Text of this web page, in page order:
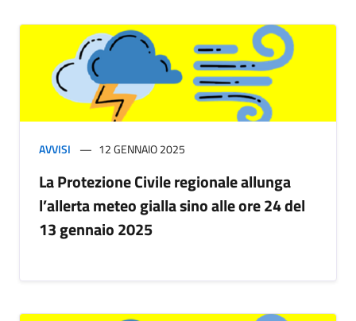
AVVISI 12 GENNAIO 2025
La Protezione Civile regionale allunga
l’allerta meteo gialla sino alle ore 24 del
13 gennaio 2025